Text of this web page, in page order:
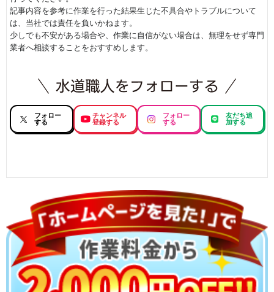
記事内容を参考に作業を行った結果生じた不具合やトラブルについて
は、当社では責任を負いかねます。
少しでも不安がある場合や、作業に自信がない場合は、無理をせず専門
業者へ相談することをおすすめします。
フォロー
する
チャンネル
登録する
フォロー
する
友だち追
加する